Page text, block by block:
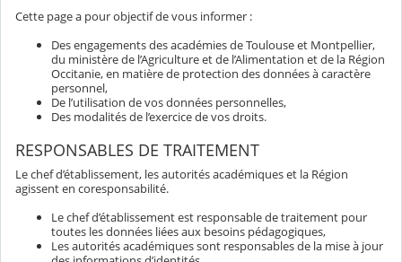
Cette page a pour objectif de vous informer :
Des engagements des académies de Toulouse et Montpellier,
du ministère de l’Agriculture et de l’Alimentation et de la Région
Occitanie, en matière de protection des données à caractère
personnel,
De l’utilisation de vos données personnelles,
Des modalités de l’exercice de vos droits.
RESPONSABLES DE TRAITEMENT
Le chef d’établissement, les autorités académiques et la Région
agissent en coresponsabilité.
Le chef d’établissement est responsable de traitement pour
toutes les données liées aux besoins pédagogiques,
Les autorités académiques sont responsables de la mise à jour